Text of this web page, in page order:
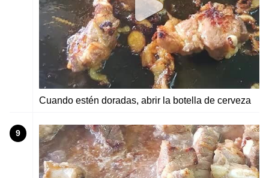
Cuando estén doradas, abrir la botella de cerveza
9